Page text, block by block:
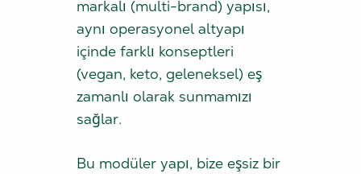
markalı (multi-brand) yapısı,
aynı operasyonel altyapı
içinde farklı konseptleri
(vegan, keto, geleneksel) eş
zamanlı olarak sunmamızı
sağlar.
Bu modüler yapı, bize eşsiz bir